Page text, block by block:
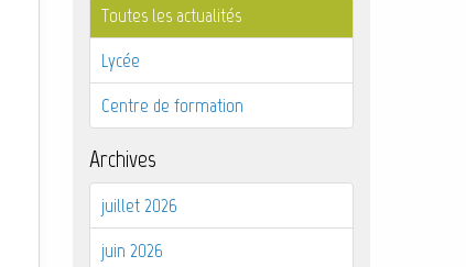
Toutes les actualités
Lycée
Centre de formation
Archives
juillet 2026
juin 2026